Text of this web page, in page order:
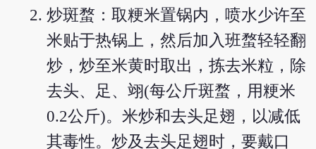
炒斑蝥：取粳米置锅内，喷水少许至
米贴于热锅上，然后加入班蝥轻轻翻
炒，炒至米黄时取出，拣去米粒，除
去头、足、翊(每公斤斑蝥，用粳米
0.2公斤)。米炒和去头足翅，以减低
其毒性。炒及去头足翅时，要戴口